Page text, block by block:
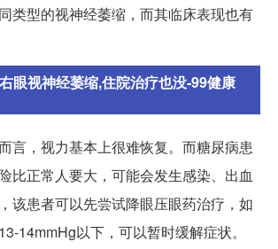
类型的视神经萎缩，而其临床表现也有
眼视神经萎缩,住院治疗也没-99健康
言，视力基本上很难恢复。而糖尿病患
比正常人要大，可能会发生感染、出血
该患者可以先尝试降眼压眼药治疗，如
14mmHg以下，可以暂时缓解症状。